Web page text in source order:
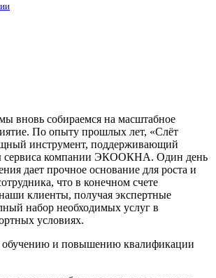
вновь собираемся на масштабное
По опыту прошлых лет, «Слёт
инструмент, поддерживающий
сервиса компании ЭКООКНА. Один день
дает прочное основание для роста и
что в конечном счете
клиенты, получая экспертные
набор необходимых услуг в
условиях.